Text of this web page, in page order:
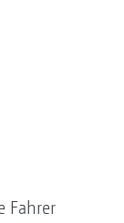
Fahrer